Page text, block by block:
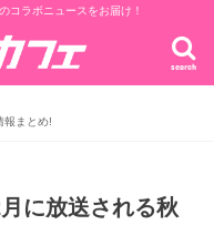
コラボニュースをお届け！
search
報まとめ!
に放送される秋